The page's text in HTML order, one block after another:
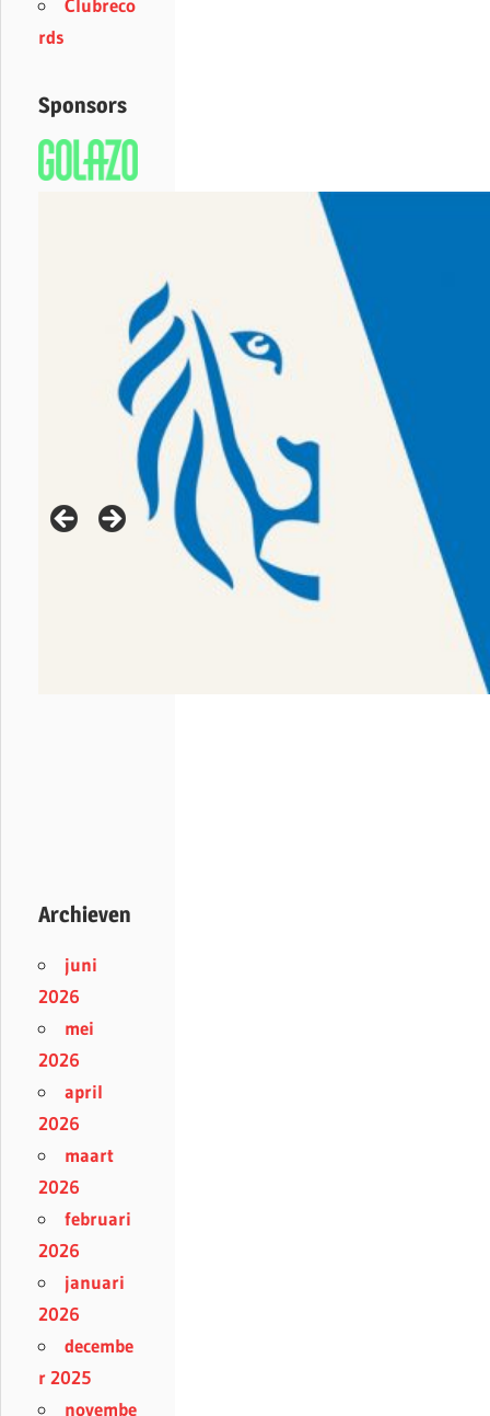
Clubreco
rds
Sponsors
Archieven
juni
2026
mei
2026
april
2026
maart
2026
februari
2026
januari
2026
decembe
r 2025
novembe